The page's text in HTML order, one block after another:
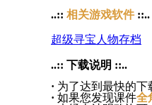
..:: 相关游戏软件 ::..
超级寻宝人物存档
..:: 下载说明 ::..
· 为了达到最快的
· 如果您发现课件全